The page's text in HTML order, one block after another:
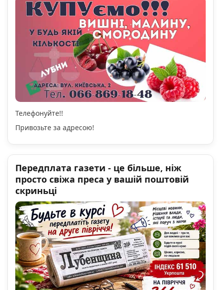
Телефонуйте!!
Привозьте за адресою!
Передплата газети - це більше, ніж
просто свіжа преса у вашій поштовій
скриньці